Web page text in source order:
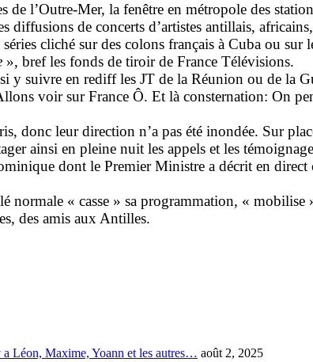
l’Outre-Mer, la fenêtre en métropole des
diffusions de concerts d’artistes antillais,
cliché sur des colons français à Cuba ou
», bref les fonds de tiroir de France Télévisions.
y suivre en rediff les JT de la Réunion ou de la
voir sur France Ô. Et là consternation: On
donc leur direction n’a pas été inondée. Sur
ainsi en pleine nuit les appels et les
dont le Premier Ministre a décrit en
normale « casse » sa programmation, « mobilise
des amis aux Antilles.
Léon, Maxime, Yoann et les autres… août 2, 2025